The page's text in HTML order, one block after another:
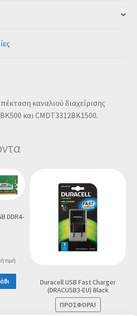
καναλιού διαχείρισης
και CMDT3312BK1500.
DDR4-
τιμή
Duracell USB Fast Charger
(DRACUSB3-EU) Black
ΠΡΟΣΦΟΡΆ!